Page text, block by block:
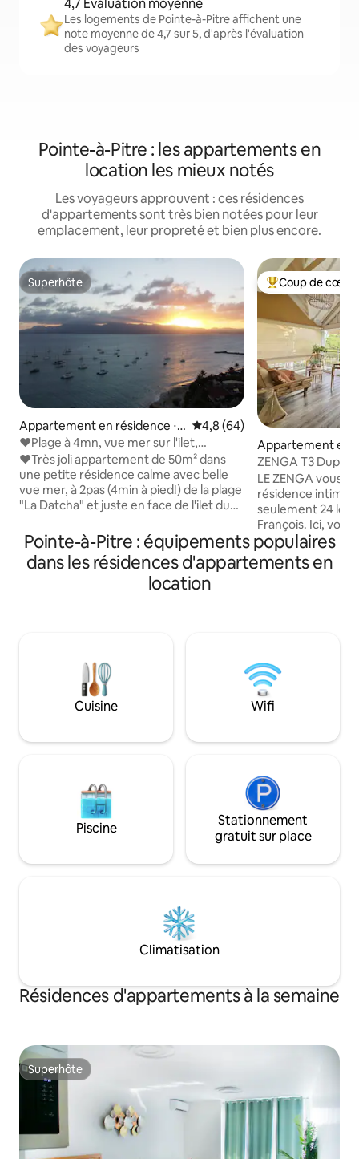
4,7 Évaluation moyenne
Les logements de Pointe-à-Pitre affichent une
note moyenne de 4,7 sur 5, d'après l'évaluation
des voyageurs
Pointe-à-Pitre : les appartements en
location les mieux notés
Les voyageurs approuvent : ces résidences
d'appartements sont très bien notées pour leur
emplacement, leur propreté et bien plus encore.
Superhôte
Superhôte
Appartement en résidence ⋅ L
e Gosier
Évaluation moyenne sur la
4,8 (64)
❤Plage à 4mn, vue mer sur l'ilet,
détente absolue❤
❤Très joli appartement de 50m² dans
une petite résidence calme avec belle
vue mer, à 2pas (4min à pied!) de la plage
"La Datcha" et juste en face de l'ilet du
de - 1 superbe cuisine équipée avec vue
sur l'ilet, - 1 grand salon avec vue sur l'ilet,
- 1 belle chambre climatisée avec un très
Coups de cœur
Coup de cœur
Appartement en
nt-François
ZENGA T3
plage 5mn
LE ZENGA vous
résidence
seulement 24
François. Ici,
calme et
résidences
une piscine
accessibles en
seulement en
Pointe-à-Pitre : équipements populaires
dans les résidences d'appartements en
location
Cuisine Wifi
Piscine
Stationnement
gratuit sur place
Climatisation
Résidences d'appartements à la semaine
Superhôte
Superhôte